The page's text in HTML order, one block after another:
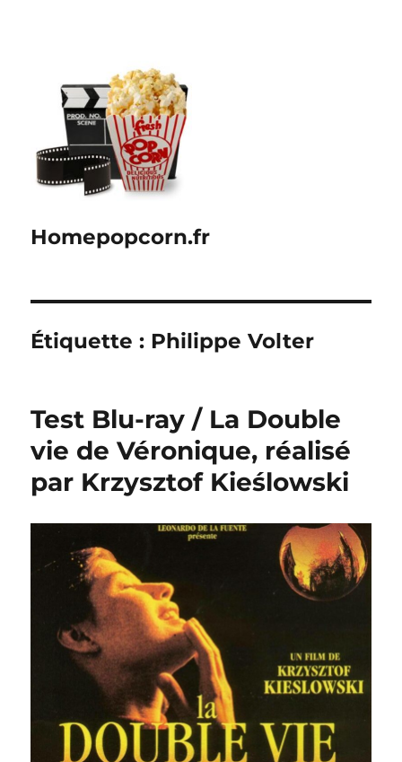
Homepopcorn.fr
Étiquette : Philippe Volter
Test Blu-ray / La Double
vie de Véronique, réalisé
par Krzysztof Kieślowski